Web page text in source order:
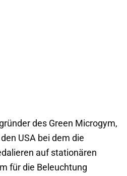
des Green Microgym,
USA bei dem die
auf stationären
für die Beleuchtung